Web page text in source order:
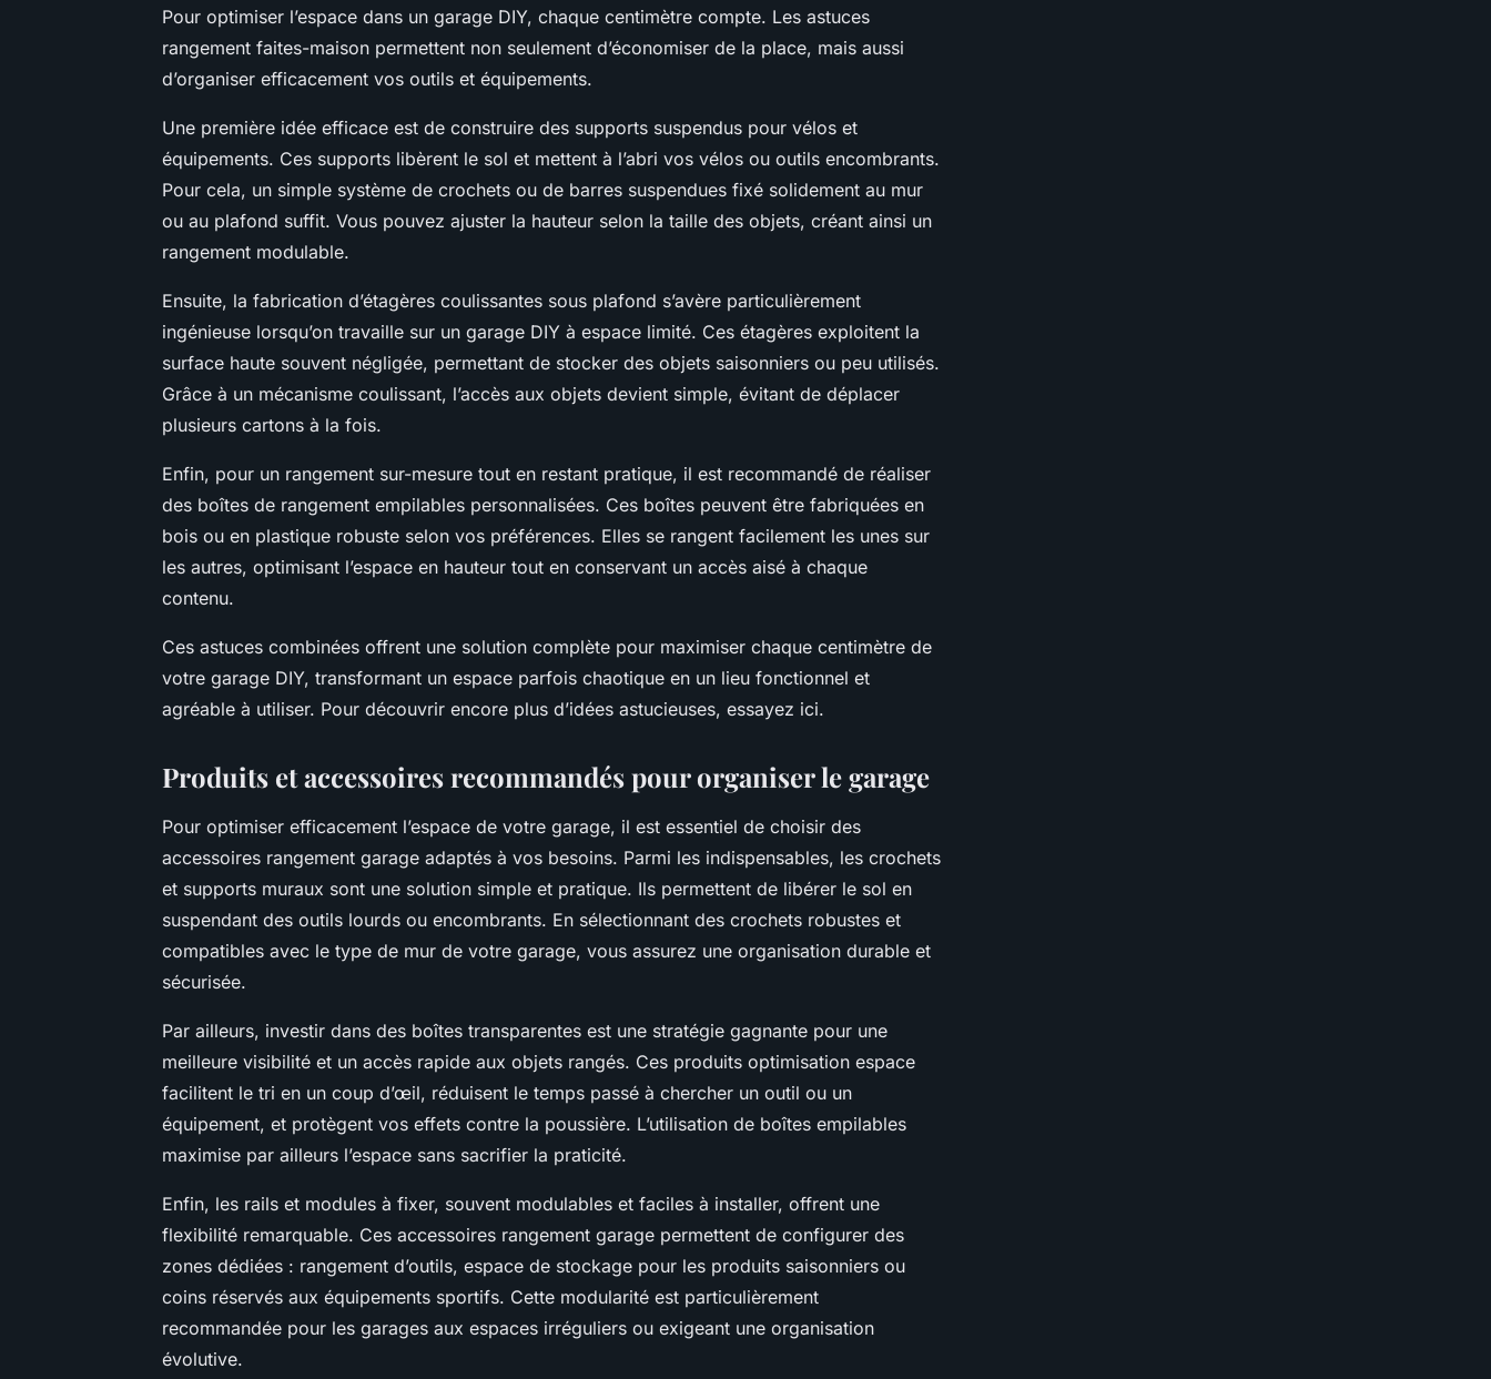
Pour optimiser l’espace dans un garage DIY, chaque centimètre compte. Les astuces
rangement faites-maison permettent non seulement d’économiser de la place, mais aussi
d’organiser efficacement vos outils et équipements.
Une première idée efficace est de construire des supports suspendus pour vélos et
équipements. Ces supports libèrent le sol et mettent à l’abri vos vélos ou outils encombrants.
Pour cela, un simple système de crochets ou de barres suspendues fixé solidement au mur
ou au plafond suffit. Vous pouvez ajuster la hauteur selon la taille des objets, créant ainsi un
rangement modulable.
Ensuite, la fabrication d’étagères coulissantes sous plafond s’avère particulièrement
ingénieuse lorsqu’on travaille sur un garage DIY à espace limité. Ces étagères exploitent la
surface haute souvent négligée, permettant de stocker des objets saisonniers ou peu utilisés.
Grâce à un mécanisme coulissant, l’accès aux objets devient simple, évitant de déplacer
plusieurs cartons à la fois.
Enfin, pour un rangement sur-mesure tout en restant pratique, il est recommandé de réaliser
des boîtes de rangement empilables personnalisées. Ces boîtes peuvent être fabriquées en
bois ou en plastique robuste selon vos préférences. Elles se rangent facilement les unes sur
les autres, optimisant l’espace en hauteur tout en conservant un accès aisé à chaque
contenu.
Ces astuces combinées offrent une solution complète pour maximiser chaque centimètre de
votre garage DIY, transformant un espace parfois chaotique en un lieu fonctionnel et
agréable à utiliser. Pour découvrir encore plus d’idées astucieuses, essayez ici.
Produits et accessoires recommandés pour organiser le garage
Pour optimiser efficacement l’espace de votre garage, il est essentiel de choisir des
accessoires rangement garage adaptés à vos besoins. Parmi les indispensables, les crochets
et supports muraux sont une solution simple et pratique. Ils permettent de libérer le sol en
suspendant des outils lourds ou encombrants. En sélectionnant des crochets robustes et
compatibles avec le type de mur de votre garage, vous assurez une organisation durable et
sécurisée.
Par ailleurs, investir dans des boîtes transparentes est une stratégie gagnante pour une
meilleure visibilité et un accès rapide aux objets rangés. Ces produits optimisation espace
facilitent le tri en un coup d’œil, réduisent le temps passé à chercher un outil ou un
équipement, et protègent vos effets contre la poussière. L’utilisation de boîtes empilables
maximise par ailleurs l’espace sans sacrifier la praticité.
Enfin, les rails et modules à fixer, souvent modulables et faciles à installer, offrent une
flexibilité remarquable. Ces accessoires rangement garage permettent de configurer des
zones dédiées : rangement d’outils, espace de stockage pour les produits saisonniers ou
coins réservés aux équipements sportifs. Cette modularité est particulièrement
recommandée pour les garages aux espaces irréguliers ou exigeant une organisation
évolutive.